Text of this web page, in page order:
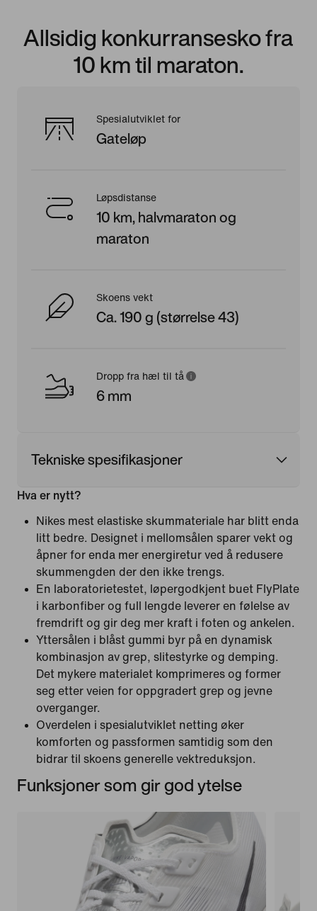
Allsidig konkurransesko fra
10 km til maraton.
Spesialutviklet for
Gateløp
Løpsdistanse
10 km, halvmaraton og
maraton
Skoens vekt
Ca. 190 g (størrelse 43)
Dropp fra hæl til tå
6 mm
Tekniske spesifikasjoner
Hva er nytt?
Nikes mest elastiske skummateriale har blitt enda
litt bedre. Designet i mellomsålen sparer vekt og
åpner for enda mer energiretur ved å redusere
skummengden der den ikke trengs.
En laboratorietestet, løpergodkjent buet FlyPlate
i karbonfiber og full lengde leverer en følelse av
fremdrift og gir deg mer kraft i foten og ankelen.
Yttersålen i blåst gummi byr på en dynamisk
kombinasjon av grep, slitestyrke og demping.
Det mykere materialet komprimeres og former
seg etter veien for oppgradert grep og jevne
overganger.
Overdelen i spesialutviklet netting øker
komforten og passformen samtidig som den
bidrar til skoens generelle vektreduksjon.
Funksjoner som gir god ytelse